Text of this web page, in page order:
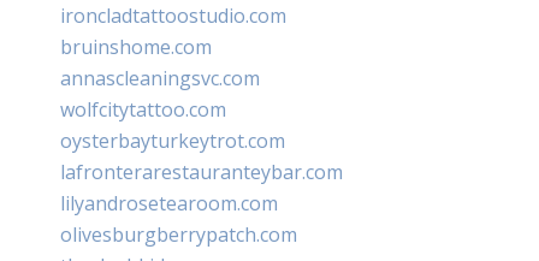
ironcladtattoostudio.com
bruinshome.com
annascleaningsvc.com
wolfcitytattoo.com
oysterbayturkeytrot.com
lafronterarestauranteybar.com
lilyandrosetearoom.com
olivesburgberrypatch.com